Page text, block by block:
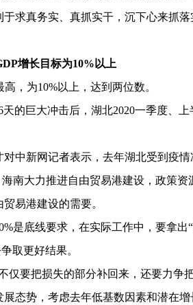
求真务实、真抓实干，沉下心来抓
增长目标为10%以上
，为10%以上，达到两位数。
的巨大冲击后，湖北2020一季度、
中新网记者表示，去年湖北受到疫
南大力推进自由贸易港建设，政策
易港建设的需要。
是底线要求，在实际工作中，要拿出
取更好结果。
仅要把损失的部分补回来，还要力争
态势，考虑去年低基数因素和潜在增